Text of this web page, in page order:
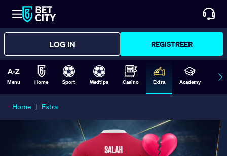
LOG IN REGISTREER
Menu Home Sport Wedtips Casino Extra Academy
Home | Extra